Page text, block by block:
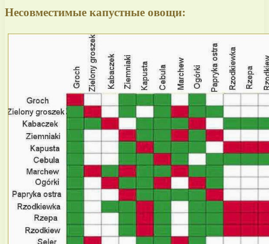
Несовместимые капустные овощи: